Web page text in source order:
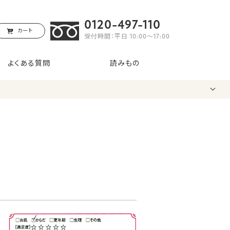
カート 0120-497-110
受付時間：平日 10:00〜17:00
よくある質問 読みもの